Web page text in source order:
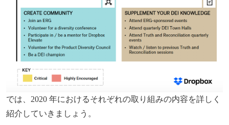
では、2020 年におけるそれぞれの取り組みの内容を詳しく
紹介していきましょう。